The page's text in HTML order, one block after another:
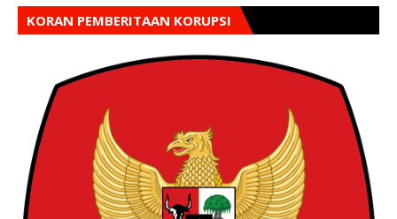
KORAN PEMBERITAAN KORUPSI